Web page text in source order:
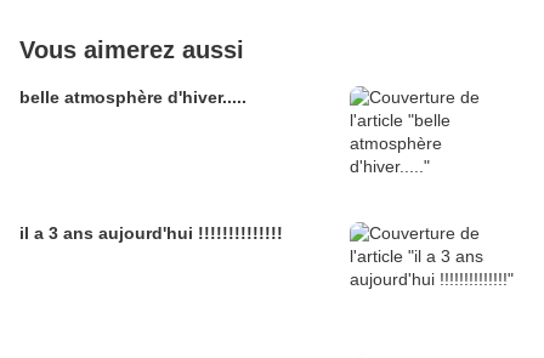
Vous aimerez aussi
belle atmosphère d'hiver.....
il a 3 ans aujourd'hui !!!!!!!!!!!!!!